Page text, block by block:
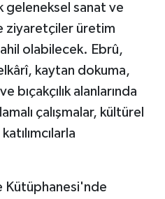
geleneksel sanat ve
ziyaretçiler üretim
olabilecek. Ebrû,
kaytan dokuma,
bıçakçılık alanlarında
çalışmalar, kültürel
Kütüphanesi'nde